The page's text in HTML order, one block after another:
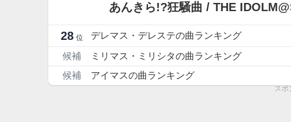
あんきら!?狂騒曲 / THE
28 位 デレマス・デレステの曲ランキング
候補
ミリマス・ミリシタの曲ランキング
候補
アイマスの曲ランキング
スポ